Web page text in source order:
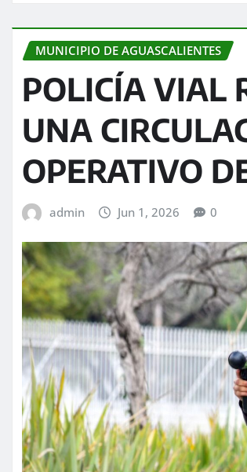
MUNICIPIO DE AGUASCALIENTES
POLICÍA VIAL
UNA
OPERATIVO
admin Jun 1, 2026 0